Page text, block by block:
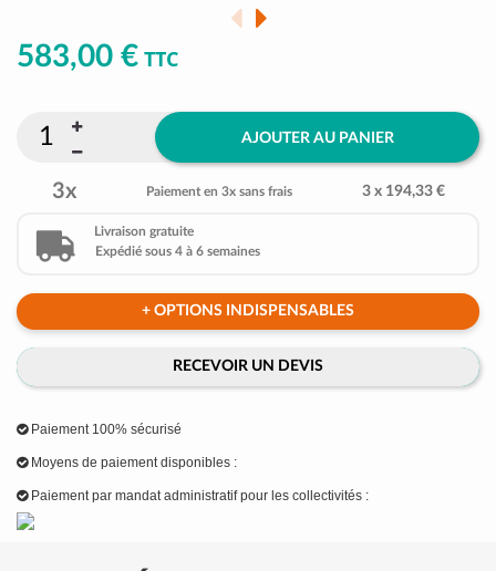
583,00 € TTC
AJOUTER AU PANIER
3x Paiement en 3x sans frais 3 x 194,33 €
Livraison gratuite
Expédié sous 4 à 6 semaines
+ OPTIONS INDISPENSABLES
RECEVOIR UN DEVIS
Paiement 100% sécurisé
Moyens de paiement disponibles :
Paiement par mandat administratif pour les collectivités :